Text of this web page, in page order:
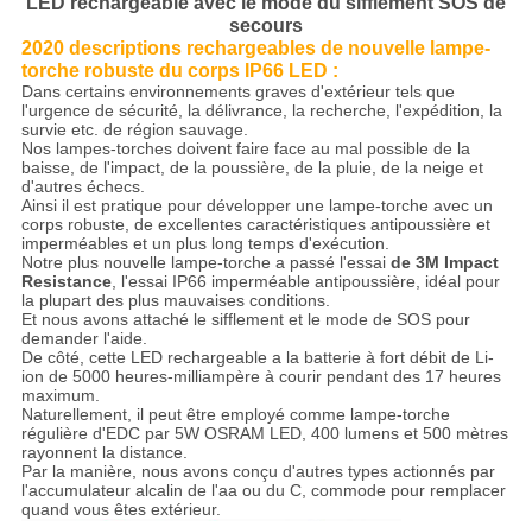
CONFIDENTIALITÉ
secours
2020 descriptions rechargeables de nouvelle lampe-
torche robuste du corps IP66 LED :
Dans certains environnements graves d'extérieur tels que
l'urgence de sécurité, la délivrance, la recherche, l'expédition, la
survie etc. de région sauvage.
Nos lampes-torches doivent faire face au mal possible de la
baisse, de l'impact, de la poussière, de la pluie, de la neige et
d'autres échecs.
Ainsi il est pratique pour développer une lampe-torche avec un
corps robuste, de excellentes caractéristiques antipoussière et
imperméables et un plus long temps d'exécution.
Notre plus nouvelle lampe-torche a passé l'essai de 3M Impact
Resistance, l'essai IP66 imperméable antipoussière, idéal pour
la plupart des plus mauvaises conditions.
Et nous avons attaché le sifflement et le mode de SOS pour
demander l'aide.
De côté, cette LED rechargeable a la batterie à fort débit de Li-
ion de 5000 heures-milliampère à courir pendant des 17 heures
maximum.
Naturellement, il peut être employé comme lampe-torche
régulière d'EDC par 5W OSRAM LED, 400 lumens et 500 mètres
rayonnent la distance.
Par la manière, nous avons conçu d'autres types actionnés par
l'accumulateur alcalin de l'aa ou du C, commode pour remplacer
quand vous êtes extérieur.